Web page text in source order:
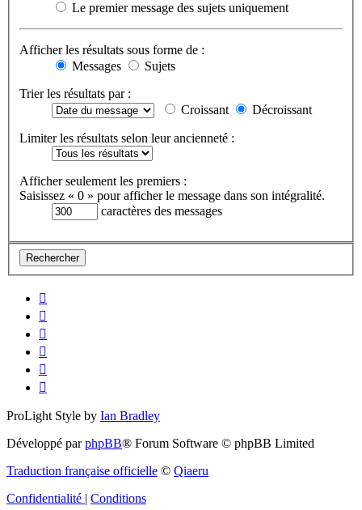
Le premier message des sujets uniquement
Afficher les résultats sous forme de :
Messages
Sujets
Trier les résultats par :
Croissant
Décroissant
Limiter les résultats selon leur ancienneté :
Afficher seulement les premiers :
Saisissez « 0 » pour afficher le message dans son intégralité.
caractères des messages
ProLight Style by Ian Bradley
Développé parphpBB® Forum Software © phpBB Limited
Traduction française officielle © Qiaeru
Confidentialité | Conditions